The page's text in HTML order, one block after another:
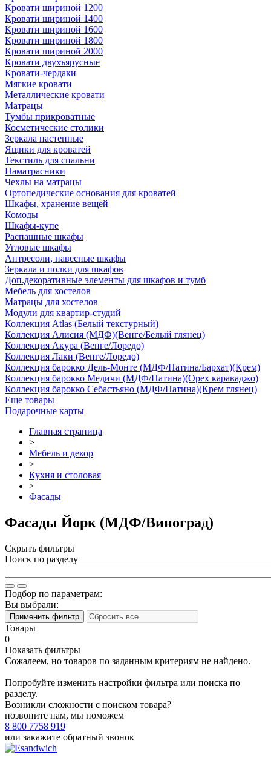
Кровати шириной 1200
Кровати шириной 1400
Кровати шириной 1600
Кровати шириной 1800
Кровати шириной 2000
Кровати двухъярусные
Кровати-чердаки
Мягкие кровати
Металлические кровати
Матрацы
Тумбы прикроватные
Косметические столики
Зеркала настенные
Ящики для кроватей
Текстиль для спальни
Наматрасники
Чехлы на матрацы
Ортопедические основания для кроватей
Шкафы, хранение вещей
Комоды
Шкафы-купе
Распашные шкафы
Угловые шкафы
Антресоли, навесные шкафы
Зеркала и полки для шкафов
Доп.декоративные элементы для шкафов и тумб
Мебель для хостелов
Матрацы для хостелов
Модули для квартир-студий
Коллекция Atlas (Белый текстурный)
Коллекция Алисия (МДФ)(Венге/Белый глянец)
Коллекция Акура (Венге/Лоредо)
Коллекция Лаки (Венге/Лоредо)
Коллекция барокко Дель-Монте (МДФ/Патина/Бархат)(Крем)
Коллекция барокко Медичи (МДФ/Патина)(Орех караваджо)
Коллекция барокко Себастьяно (МДФ/Патина)(Крем глянец)
Еще товары
Подарочные карты
Главная страница
>
Мебель и декор
>
Кухня и столовая
>
Фасады
Фасады Йорк (МДФ/Виноград)
Скрыть фильтры
Поиск по разделу
Подбор по параметрам:
Вы выбрали:
Товары
0
Показать фильтры
Сожалеем, но товаров по заданным критериям не найдено.
Попробуйте изменить настройки фильтра или поиска по
разделу.
Возникли сложности с поиском товара?
позвоните нам, мы поможем
8 800 7758 919
или закажите обратный звонок